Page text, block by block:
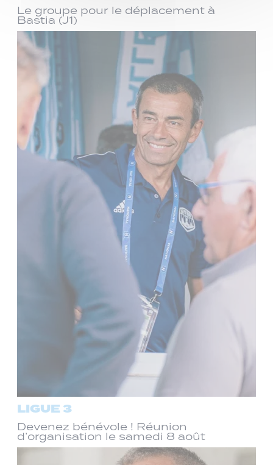
Le groupe pour le déplacement à
Bastia (J1)
LIGUE 3
Devenez bénévole ! Réunion
d’organisation le samedi 8 août